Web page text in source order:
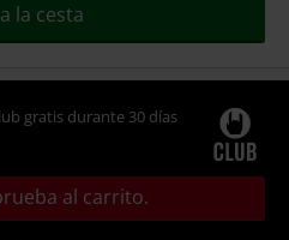
la cesta
gratis durante 30 días
al carrito.